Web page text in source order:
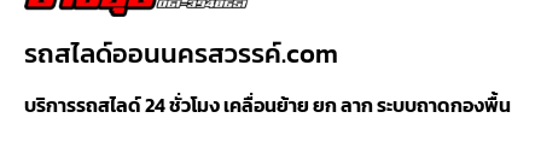
รถสไลด์ออนนครสวรรค์.com
บริการรถสไลด์ 24 ชั่วโมง เคลื่อนย้าย ยก ลาก ระบบถาดกองพื้น